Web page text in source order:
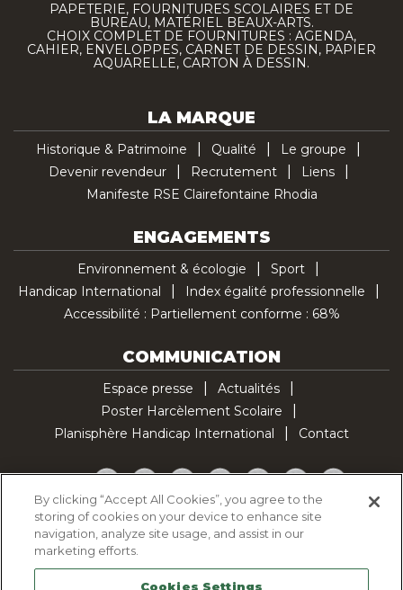
PAPETERIE, FOURNITURES SCOLAIRES ET DE
BUREAU, MATÉRIEL BEAUX-ARTS.
CHOIX COMPLET DE FOURNITURES : AGENDA,
CAHIER, ENVELOPPES, CARNET DE DESSIN, PAPIER
AQUARELLE, CARTON À DESSIN.
LA MARQUE
Historique & Patrimoine Qualité
Le groupe
Devenir revendeur
Recrutement
Liens
Manifeste RSE Clairefontaine Rhodia
ENGAGEMENTS
Environnement & écologie
Sport
Handicap International
Index égalité professionnelle
Accessibilité : Partiellement conforme : 68%
COMMUNICATION
Espace presse
Actualités
Poster Harcèlement Scolaire
Planisphère Handicap International
Contact
Facebook
TwitterYouTubePinterestInstagramLinkedInTikTok
Politique d'utilisation des cookies
Politique de confidentialité
Mentions légales
By clicking “Accept All Cookies”, you agree to the
storing of cookies on your device to enhance site
navigation, analyze site usage, and assist in our
marketing efforts.
Cookies Settings